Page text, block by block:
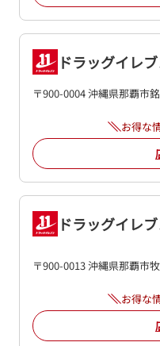
ドラッグイレ
〒900-0004 沖縄県那覇市
お得な
ドラッグイレ
〒900-0013 沖縄県那覇市
お得な